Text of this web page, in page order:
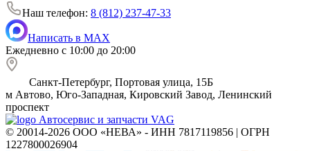
Наш телефон: 8 (812) 237-47-33
Написать в MAX
Ежедневно с 10:00 до 20:00
Санкт-Петербург, Портовая улица, 15Б
м Автово, Юго-Западная, Кировский Завод, Ленинский
проспект
Автосервис и запчасти VAG
© 20014-2026 ООО «НЕВА» - ИНН 7817119856 | ОГРН
1227800026904